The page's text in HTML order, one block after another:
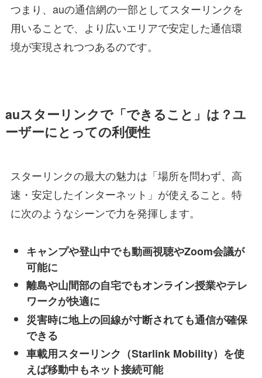
つまり、auの通信網の一部としてスターリンクを
用いることで、より広いエリアで安定した通信環
境が実現されつつあるのです。
auスターリンクで「できること」は？ユ
ーザーにとっての利便性
スターリンクの最大の魅力は「場所を問わず、高
速・安定したインターネット」が使えること。特
に次のようなシーンで力を発揮します。
キャンプや登山中でも動画視聴やZoom会議が
可能に
離島や山間部の自宅でもオンライン授業やテレ
ワークが快適に
災害時に地上の回線が寸断されても通信が確保
できる
車載用スターリンク（Starlink Mobility）を使
えば移動中もネット接続可能